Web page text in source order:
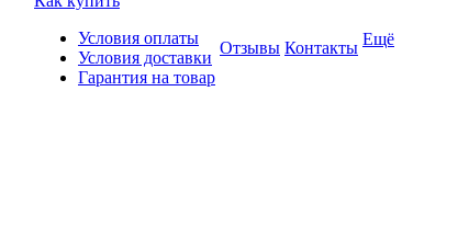
Условия оплаты
Условия доставки
Гарантия на товар
Отзывы Контакты Ещё